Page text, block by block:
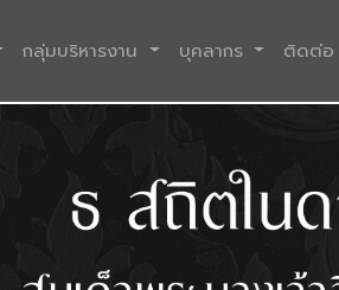
กลุ่มบริหารงาน บุคลากร ติดต่อ